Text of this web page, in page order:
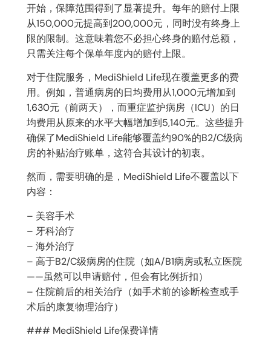
开始，保障范围得到了显著提升。每年的赔付上限
从150,000元提高到200,000元，同时没有终身上
限的限制。这意味着您不必担心终身的赔付总额，
只需关注每个保单年度内的赔付上限。
对于住院服务，MediShield Life现在覆盖更多的费
用。例如，普通病房的日均费用从1,000元增加到
1,630元（前两天），而重症监护病房（ICU）的日
均费用从原来的水平大幅增加到5,140元。这些提升
确保了MediShield Life能够覆盖约90%的B2/C级病
房的补贴治疗账单，这符合其设计的初衷。
然而，需要明确的是，MediShield Life不覆盖以下
内容：
– 美容手术
– 牙科治疗
– 海外治疗
– 高于B2/C级病房的住院（如A/B1病房或私立医院
——虽然可以申请赔付，但会有比例折扣）
– 住院前后的相关治疗（如手术前的诊断检查或手
术后的康复物理治疗）
### MediShield Life保费详情